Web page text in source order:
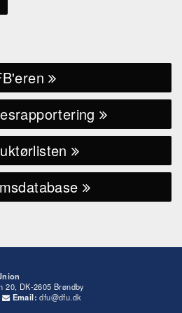
DK-2605 Brøndby
Email: dfu@dfu.dk